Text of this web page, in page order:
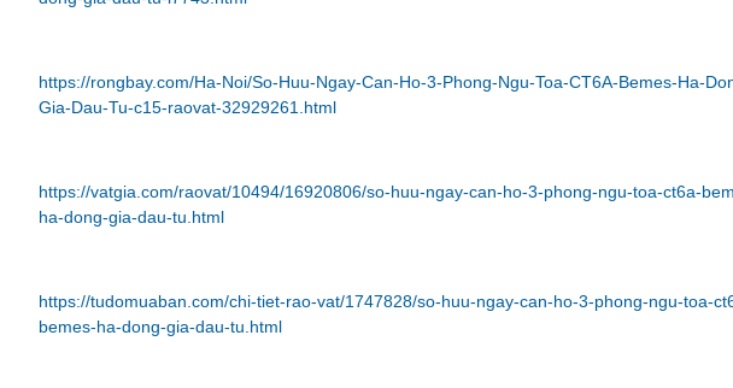
https://rongbay.com/Ha-Noi/So-Huu-Ngay-Can-Ho-3-Phong-Ngu-Toa-CT6A-Bemes-Ha-
Gia-Dau-Tu-c15-raovat-32929261.html
https://vatgia.com/raovat/10494/16920806/so-huu-ngay-can-ho-3-phong-ngu-toa-ct6a-
ha-dong-gia-dau-tu.html
https://tudomuaban.com/chi-tiet-rao-vat/1747828/so-huu-ngay-can-ho-3-phong-ngu-toa-
bemes-ha-dong-gia-dau-tu.html